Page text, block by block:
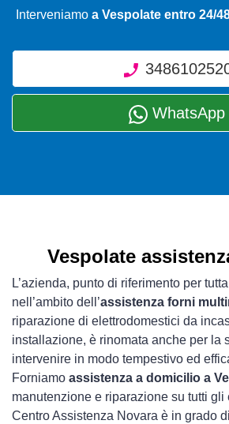
Interveniamo a Vespolate entro 24/
WhatsApp
Vespolate
L’azienda, punto di riferimento per
nell’ambito dell’assistenza forni
riparazione di elettrodomestici da
installazione, è rinomata anche per la
intervenire in modo tempestivo ed
Forniamo assistenza a domicilio a
manutenzione e riparazione su tutti gli
Centro Assistenza Novara è in grado